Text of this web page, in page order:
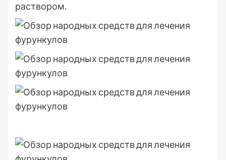
раствором.